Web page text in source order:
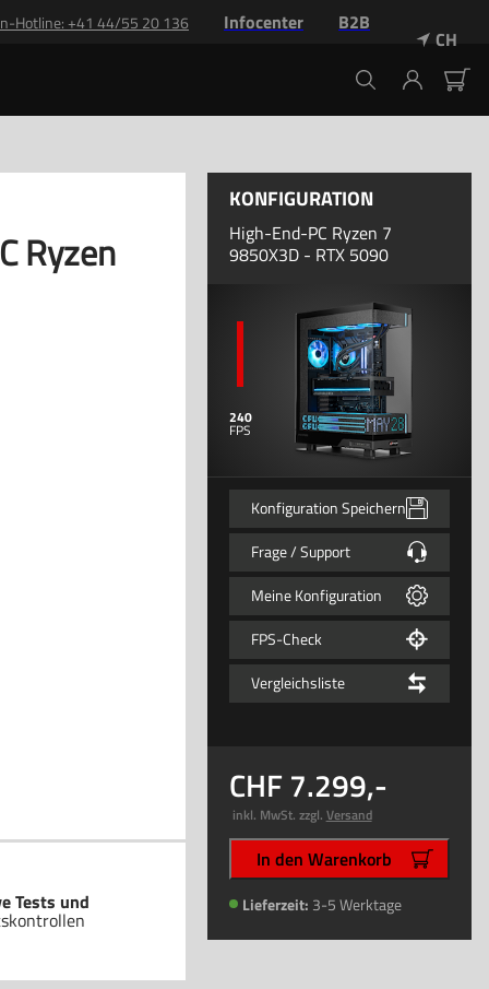
Hotline: +41 44/55 20 136 Infocenter B2B
CH
Ryzen
Tests und
KONFIGURATION
High-End-PC Ryzen 7
9850X3D - RTX 5090
240
Konfiguration Speichern
Frage / Support
Meine Konfiguration
FPS-Check
Vergleichsliste
7.299,-
inkl. MwSt. zzgl. Versand
In den Warenkorb
Lieferzeit: 3-5 Werktage